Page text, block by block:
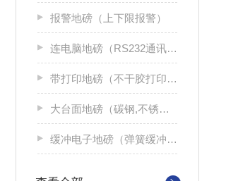
报警地磅（上下限报警）
连电脑地磅（RS232通讯接口）
带打印地磅（不干胶打印机）
大台面地磅（碳钢,不锈钢）
缓冲电子地磅（弹簧缓冲地磅）